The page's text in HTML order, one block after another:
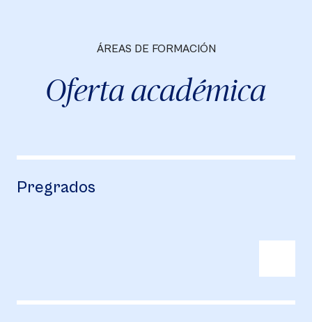
ÁREAS DE FORMACIÓN
Oferta académica
Pregrados